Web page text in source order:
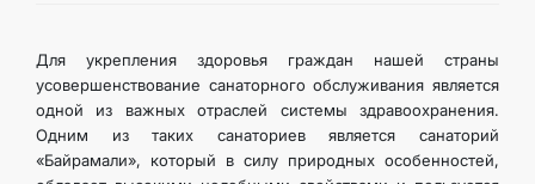
KONSULLYK HYZMATLARY
DIM
Для укрепления здоровья граждан нашей страны
усовершенствование санаторного обслуживания является
одной из важных отраслей системы здравоохранения.
Одним из таких санаториев является санаторий
«Байрамали», который в силу природных особенностей,